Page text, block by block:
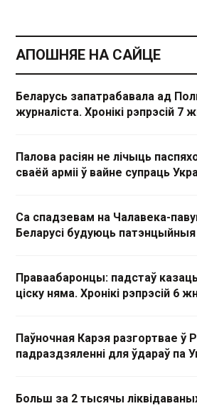
АПОШНЯЕ НА САЙЦЕ
Беларусь запатрабавала ад
журналіста. Хронікі рэпрэсій 7
Палова расіян не лічыць
сваёй арміі ў вайне супраць
Са спадзевам на Чалавека-
Беларусі будуюць
Праваабаронцы: падстаў
ціску няма. Хронікі рэпрэсій 6
Паўночная Карэя разгортвае ў
падраздзяленні для ўдараў па
Больш за 2 тысячы